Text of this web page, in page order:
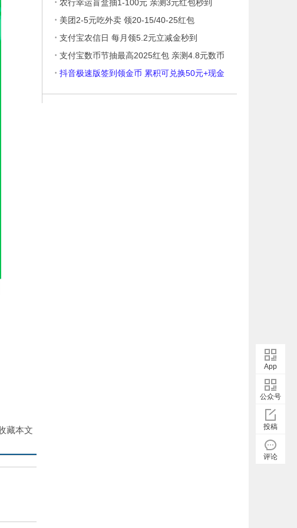
藏本文
· 农行幸运盲盒抽1-100元 亲测3元红包秒到
· 美团2-5元吃外卖 领20-15/40-25红包
· 支付宝农信日 每月领5.2元立减金秒到
· 支付宝数币节抽最高2025红包 亲测4.8元数币
· 抖音极速版签到领金币 累积可兑换50元+现金
App
公众号
投稿
评论